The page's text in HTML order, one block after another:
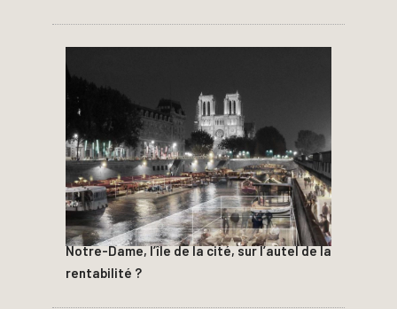
Notre-Dame, l’île de la cité, sur l’autel de la
rentabilité ?